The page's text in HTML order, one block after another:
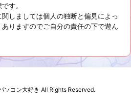
す。
しましては個人の独断と偏見によっ
りますのでご自分の責任の下で遊ん
ソコン大好き All Rights Reserved.